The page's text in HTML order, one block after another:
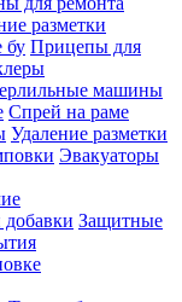
разметки
бу Прицепы для
машины
Спрей на раме
Удаление разметки
Эвакуаторы
Защитные